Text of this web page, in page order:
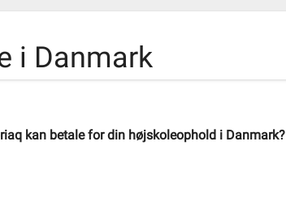
i Danmark
kan betale for din højskoleophold i Danmark?